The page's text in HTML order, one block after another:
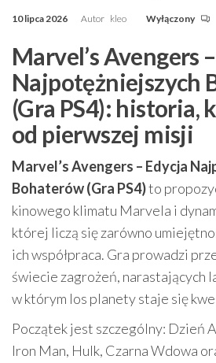
10 lipca 2026 Autor kleo Wyłączony
Marvel’s Avengers
Najpotężniejszych
(Gra PS4): historia,
od pierwszej misji
Marvel’s Avengers – Edycja
Bohaterów (Gra PS4)to
kinowego klimatu Marvela i
której liczą się zarówno
ich współpraca. Gra prowadzi
świecie zagrożeń, narastających
w którym los planety staje się
Początek jest szczególny: Dzień
Iron Man, Hulk, Czarna Wdowa